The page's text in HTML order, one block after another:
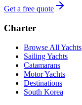
Get a free quote
Charter
Browse All Yachts
Sailing Yachts
Catamarans
Motor Yachts
Destinations
South Korea